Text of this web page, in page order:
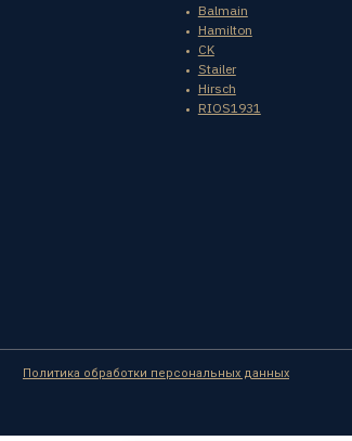
Balmain
Hamilton
CK
Stailer
Hirsch
RIOS1931
Политика обработки персональных данных